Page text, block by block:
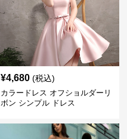
¥4,680 (税込)
カラードレス オフショルダーリ
ボン シンプル ドレス